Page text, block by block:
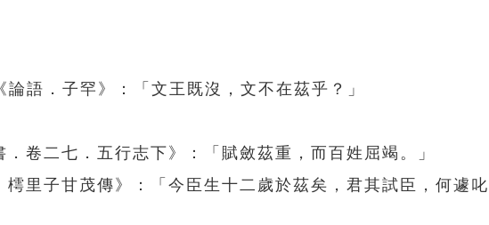
語．子罕》：「文王既沒，文不在茲乎？」
卷二七．五行志下》：「賦斂茲重，而百姓屈竭。」
里子甘茂傳》：「今臣生十二歲於茲矣，君其試臣，何遽